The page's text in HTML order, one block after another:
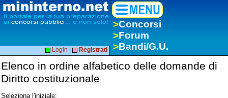
>Concorsi
>Forum
>Bandi/G.U.
Login Registrati
Elenco in ordine alfabetico delle domande di
Diritto costituzionale
Seleziona l'iniziale: